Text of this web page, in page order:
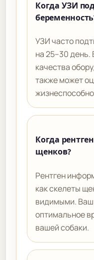
Когда УЗИ
УЗИ часто
на 25–30 день.
качества
также может
Когда
щенков?
Рентген
как скелеты
видимыми. Ваш
оптимальное
вашей собаки.